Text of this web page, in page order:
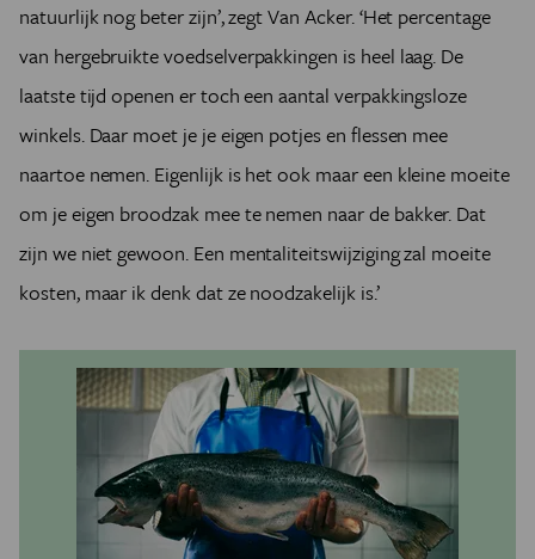
natuurlijk nog beter zijn’, zegt Van Acker. ‘Het percentage
van hergebruikte voedselverpakkingen is heel laag. De
laatste tijd openen er toch een aantal verpakkingsloze
winkels. Daar moet je je eigen potjes en flessen mee
naartoe nemen. Eigenlijk is het ook maar een kleine moeite
om je eigen broodzak mee te nemen naar de bakker. Dat
zijn we niet gewoon. Een mentaliteitswijziging zal moeite
kosten, maar ik denk dat ze noodzakelijk is.’